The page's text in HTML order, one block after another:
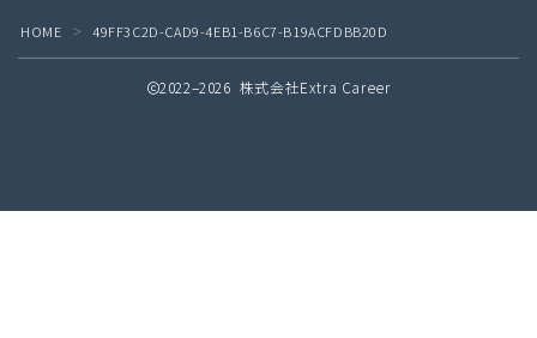
HOME ＞ 49FF3C2D-CAD9-4EB1-B6C7-B19ACFDBB20D
2022–2026 株式会社Extra Career